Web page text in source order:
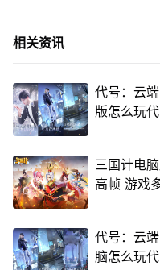
相关资讯
代号：云
版怎么玩
三国计电
高帧 游戏
代号：云
脑怎么玩